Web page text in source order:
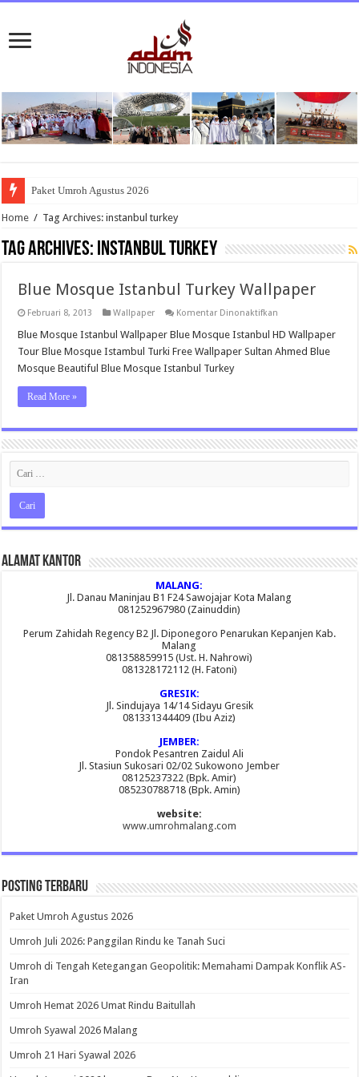
Paket Umroh Agustus 2026
Home / Tag Archives: instanbul turkey
Tag Archives: instanbul turkey
Blue Mosque Istanbul Turkey Wallpaper
Februari 8, 2013 Wallpaper Komentar Dinonaktifkan
Mosque
Istanbul
Turkey
Blue Mosque Istanbul Wallpaper Blue Mosque Istanbul HD Wallpaper
Tour Blue Mosque Istambul Turki Free Wallpaper Sultan Ahmed Blue
Mosque Beautiful Blue Mosque Istanbul Turkey
Read More »
Alamat Kantor
MALANG:
Jl. Danau Maninjau B1 F24 Sawojajar Kota Malang
081252967980 (Zainuddin)
Perum Zahidah Regency B2 Jl. Diponegoro Penarukan Kepanjen Kab.
Malang
081358859915 (Ust. H. Nahrowi)
081328172112 (H. Fatoni)
GRESIK:
Jl. Sindujaya 14/14 Sidayu Gresik
081331344409 (Ibu Aziz)
JEMBER:
Pondok Pesantren Zaidul Ali
Jl. Stasiun Sukosari 02/02 Sukowono Jember
08125237322 (Bpk. Amir)
085230788718 (Bpk. Amin)
website:
www.umrohmalang.com
Posting Terbaru
Paket Umroh Agustus 2026
Umroh Juli 2026: Panggilan Rindu ke Tanah Suci
Umroh di Tengah Ketegangan Geopolitik: Memahami Dampak Konflik AS-
Iran
Umroh Hemat 2026 Umat Rindu Baitullah
Umroh Syawal 2026 Malang
Umroh 21 Hari Syawal 2026